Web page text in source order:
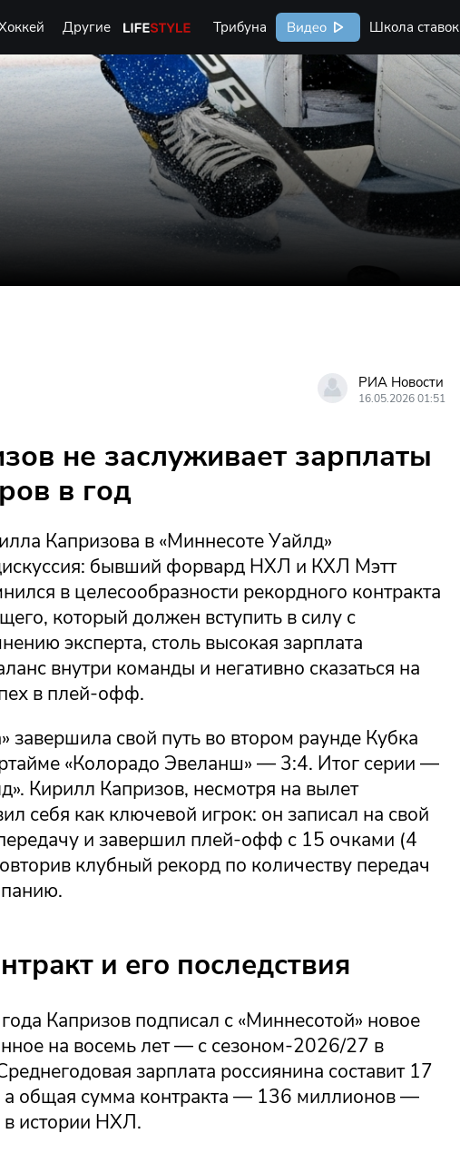
Другие Life Style Трибуна Видео Школа ставок
РИА Новости
16.05.2026 01:51
не заслуживает зарплаты
в год
Капризова в «Миннесоте Уайлд»
бывший форвард НХЛ и КХЛ Мэтт
в целесообразности рекордного контракта
который должен вступить в силу с
эксперта, столь высокая зарплата
внутри команды и негативно сказаться на
в плей-офф.
завершила свой путь во втором раунде Кубка
«Колорадо Эвеланш» — 3:4. Итог серии —
Кирилл Капризов, несмотря на вылет
себя как ключевой игрок: он записал на свой
и завершил плей-офф с 15 очками (4
клубный рекорд по количеству передач
и его последствия
Капризов подписал с «Миннесотой» новое
на восемь лет — с сезоном-2026/27 в
зарплата россиянина составит 17
а общая сумма контракта — 136 миллионов —
в истории НХЛ.